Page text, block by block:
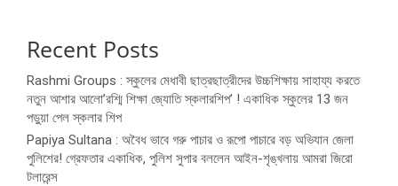
Recent Posts
Rashmi Groups : স্কুলের মেধাবী ছাত্রছাত্রীদের উচ্চশিক্ষায় সাহায্য করতে
নতুন আশার আলো’রশ্মি শিক্ষা জ্যোতি স্কলারশিপ’ ! একাধিক স্কুলের 13 জন
পড়ুয়া পেল স্কলার শিপ
Papiya Sultana : অবৈধ ভাবে গরু পাচার ও রূপো পাচারে বড় অভিযান জেলা
পুলিশের! গ্রেফতার একাধিক, পুলিশ সুপার বললেন আইন-শৃঙ্খলায় আমরা জিরো
টলারেন্স